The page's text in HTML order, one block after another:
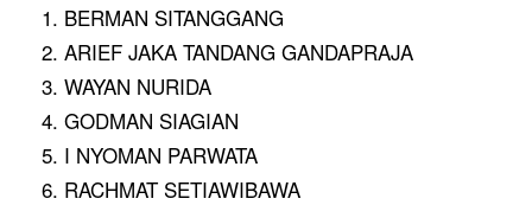
1. BERMAN SITANGGANG
2. ARIEF JAKA TANDANG GANDAPRAJA
3. WAYAN NURIDA
4. GODMAN SIAGIAN
5. I NYOMAN PARWATA
6. RACHMAT SETIAWIBAWA